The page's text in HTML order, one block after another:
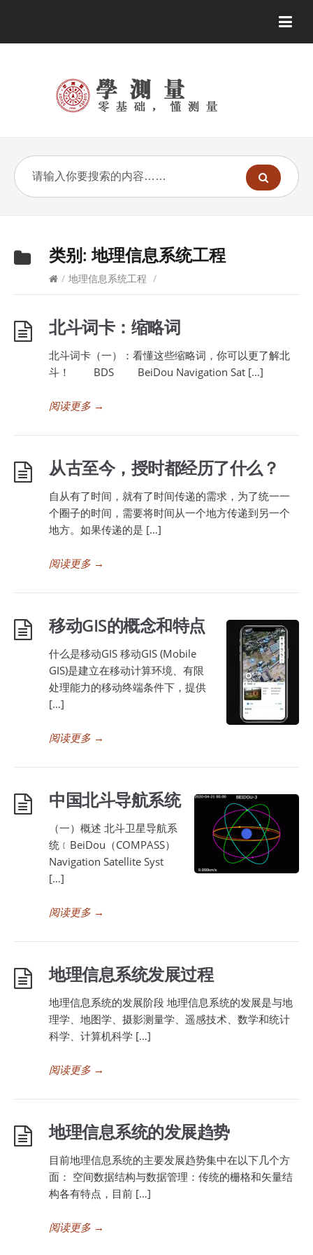
类别:地理信息系统工程
/ 地理信息系统工程 /
北斗词卡：缩略词
北斗词卡（一）：看懂这些缩略词，你可以更了解北
斗！ BDS BeiDou Navigation Sat […]
阅读更多 →
从古至今，授时都经历了什么？
自从有了时间，就有了时间传递的需求，为了统一一
个圈子的时间，需要将时间从一个地方传递到另一个
地方。如果传递的是 […]
阅读更多 →
移动GIS的概念和特点
什么是移动GIS 移动GIS (Mobile
GIS)是建立在移动计算环境、有限
处理能力的移动终端条件下，提供
[…]
阅读更多 →
中国北斗导航系统
（一）概述 北斗卫星导航系
统﹝BeiDou（COMPASS）
Navigation Satellite Syst
[…]
阅读更多 →
地理信息系统发展过程
地理信息系统的发展阶段 地理信息系统的发展是与地
理学、地图学、摄影测量学、遥感技术、数学和统计
科学、计算机科学 […]
阅读更多 →
地理信息系统的发展趋势
目前地理信息系统的主要发展趋势集中在以下几个方
面： 空间数据结构与数据管理：传统的栅格和矢量结
构各有特点，目前 […]
阅读更多 →